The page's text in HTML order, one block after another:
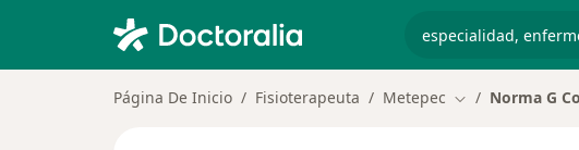
Página De Inicio Fisioterapeuta Metepec Cambiar de
Norma G